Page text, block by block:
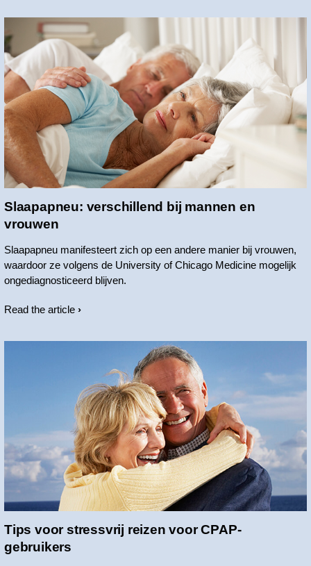
Slaapapneu: verschillend bij mannen en
vrouwen
Slaapapneu manifesteert zich op een andere manier bij vrouwen,
waardoor ze volgens de University of Chicago Medicine mogelijk
ongediagnosticeerd blijven.
Read the article
Tips voor stressvrij reizen voor CPAP-
gebruikers